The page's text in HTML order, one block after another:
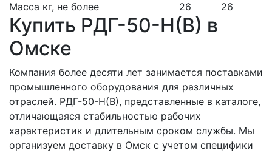
Масса кг, не более
26 26
Купить РДГ-50-Н(В) в
Омске
Компания более десяти лет занимается поставками
промышленного оборудования для различных
отраслей. РДГ-50-Н(В), представленные в каталоге,
отличающаяся стабильностью рабочих
характеристик и длительным сроком службы. Мы
организуем доставку в Омск с учетом специфики